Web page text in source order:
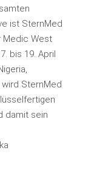
ist SternMed
Medic West
bis 19. April
SternMed
damit sein